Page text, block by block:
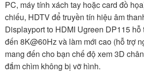
PC, máy tính xách tay hoặc card đồ
chiếu, HDTV để truyền tín hiệu âm
Displayport to HDMI Ugreen DP115
đến 8K@60Hz và làm mới cao (hỗ trợ
mang đến cho bạn chế độ xem 3D
đắm chìm không bị vỡ hình.